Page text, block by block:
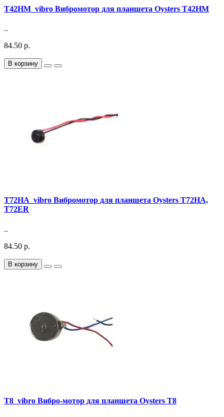
T42HM_vibro Вибромотор для планшета Oysters T42HM
..
84.50 р.
В корзину
T72HA_vibro Вибромотор для планшета Oysters T72HA,
T72ER
..
84.50 р.
В корзину
T8_vibro Вибро-мотор для планшета Oysters T8